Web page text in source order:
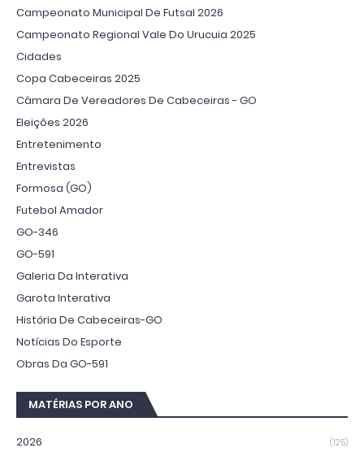
Campeonato Municipal De Futsal 2026
Campeonato Regional Vale Do Urucuia 2025
Cidades
Copa Cabeceiras 2025
Câmara De Vereadores De Cabeceiras - GO
Eleições 2026
Entretenimento
Entrevistas
Formosa (GO)
Futebol Amador
GO-346
GO-591
Galeria Da Interativa
Garota Interativa
História De Cabeceiras-GO
Notícias Do Esporte
Obras Da GO-591
MATÉRIAS POR ANO
2026 (125)